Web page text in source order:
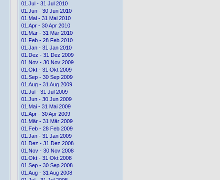
01.Jul - 31 Jul 2010
01.Jun - 30 Jun 2010
01.Mai - 31 Mai 2010
01.Apr - 30 Apr 2010
01.Mär - 31 Mär 2010
01.Feb - 28 Feb 2010
01.Jan - 31 Jan 2010
01.Dez - 31 Dez 2009
01.Nov - 30 Nov 2009
01.Okt - 31 Okt 2009
01.Sep - 30 Sep 2009
01.Aug - 31 Aug 2009
01.Jul - 31 Jul 2009
01.Jun - 30 Jun 2009
01.Mai - 31 Mai 2009
01.Apr - 30 Apr 2009
01.Mär - 31 Mär 2009
01.Feb - 28 Feb 2009
01.Jan - 31 Jan 2009
01.Dez - 31 Dez 2008
01.Nov - 30 Nov 2008
01.Okt - 31 Okt 2008
01.Sep - 30 Sep 2008
01.Aug - 31 Aug 2008